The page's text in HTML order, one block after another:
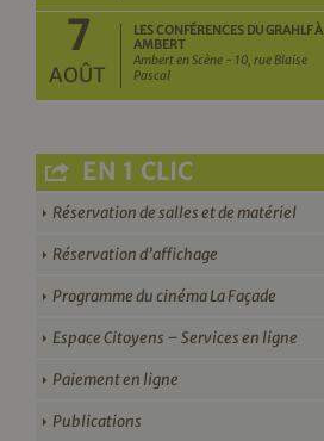
7
AOÛT
LES CONFÉRENCES DU GRAHLF À
AMBERT
Ambert en Scène - 10, rue Blaise
Pascal
EN 1 CLIC
Réservation de salles et de matériel
Réservation d’affichage
Programme du cinéma La Façade
Espace Citoyens – Services en ligne
Paiement en ligne
Publications